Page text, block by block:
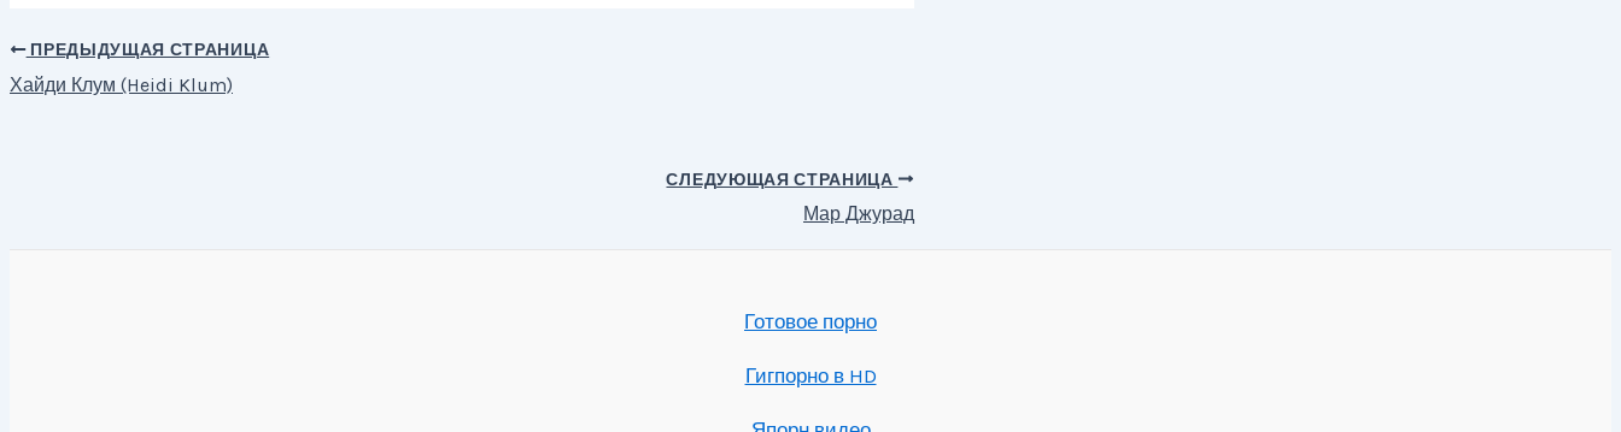
Навигация
по
ПРЕДЫДУЩАЯ СТРАНИЦА
Хайди Клум (Heidi Klum)
СЛЕДУЮЩАЯ СТРАНИЦА
Мар Джурад
Готовое порно
Гигпорно в HD